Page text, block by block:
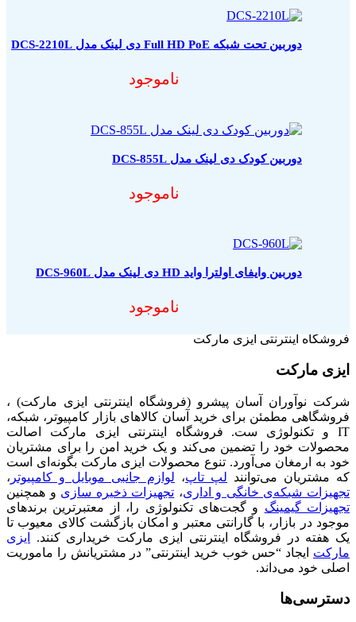
دوربین تحت شبکه Full HD PoE دی لینک مدل DCS-2210L
ناموجود
دوربین کودک دی لینک مدل DCS-855L
ناموجود
دوربین وایفای اولترا واید HD دی لینک مدل DCS-960L
ناموجود
فروشگاه اینترنتی ایزی مارکت
ایزی مارکت
شرکت نوآوران آسان پیشرو (فروشگاه اینترنتی ایزی مارکت) ،
فروشگاهی مطمئن برای خرید آسان کالاهای بازار کامپیوتر، شبکه،
IT و تکنولوژی ست. فروشگاه اینترنتی ایزی مارکت اصالت
محصولات خود را تضمین می‌کند و یک خرید امن را برای مشتریان
خود به ارمغان می‌آورد. تنوع محصولات ایزی مارکت بگونه‌ای است
که مشتریان می‌توانند لپ تاپ، لوازم جانبی موبایل و کامپیوتر ،
تجهیزات شبکه‌ی خانگی و اداری، تجهیزات ذخیره سازی و همچنین
تجهیزات گیمینگ و گجت‌های تکنولوژی را، از معتبرترین برندهای
موجود در بازار، با گارانتی معتبر و امکان بازگشت کالای معیوب تا
یک هفته در فروشگاه اینترنتی ایزی مارکت خریداری کنند.
ایزی
مارکت ایجاد “حس خوب خرید اینترنتی” در مشتریانش را ماموریت
اصلی خود می‌داند.
دسترسی‌ها